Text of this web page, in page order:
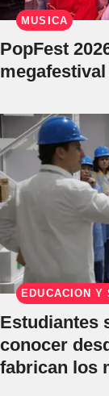
MÚSICA
PopFest
EDUCACIÓN Y
Estudiantes
conocer
fabrican los